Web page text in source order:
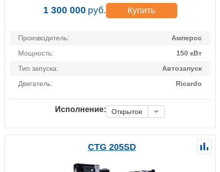
1 300 000 руб. Купить
Производитель:
Амперос
Мощность:
150 кВт
Тип запуска:
Автозапуск
Двигатель:
Ricardo
Исполнение: Открытое
CTG 205SD